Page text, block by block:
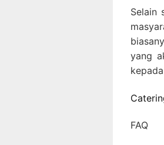
Selain
yang
FAQ